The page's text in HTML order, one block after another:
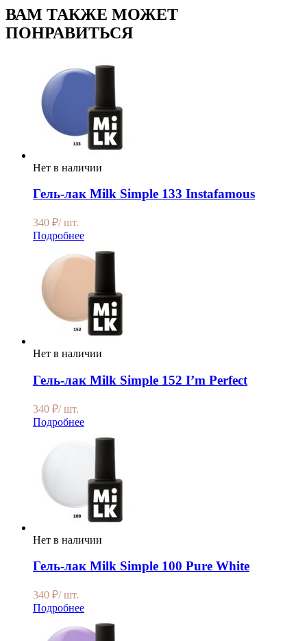
ВАМ ТАКЖЕ МОЖЕТ
ПОНРАВИТЬСЯ
Нет в наличии
Гель-лак Milk Simple 133 Instafamous
340 ₽/ шт.
Подробнее
Нет в наличии
Гель-лак Milk Simple 152 I’m Perfect
340 ₽/ шт.
Подробнее
Нет в наличии
Гель-лак Milk Simple 100 Pure White
340 ₽/ шт.
Подробнее